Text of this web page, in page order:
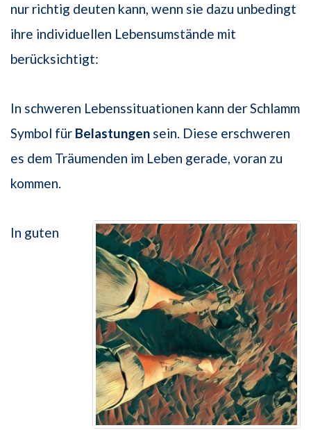
nur richtig deuten kann, wenn sie dazu unbedingt
ihre individuellen Lebensumstände mit
berücksichtigt:
In schweren Lebenssituationen kann der Schlamm
Symbol für Belastungen sein. Diese erschweren
es dem Träumenden im Leben gerade, voran zu
kommen.
In guten